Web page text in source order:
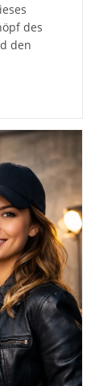
des
den